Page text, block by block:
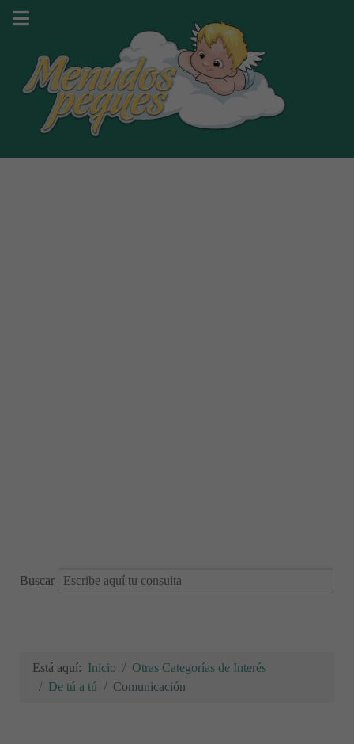
Buscar
Está aquí: Inicio
Otras Categorías de Interés
De tú a tú
Comunicación